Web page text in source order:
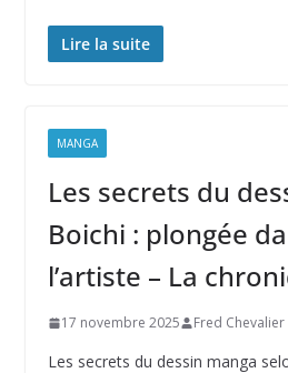
Lire la suite
MANGA
Les secrets du
Boichi : plongée
l’artiste – La
17 novembre 2025 Fred Chevalier
Les secrets du dessin manga